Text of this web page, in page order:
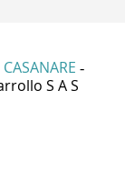
-
S A S